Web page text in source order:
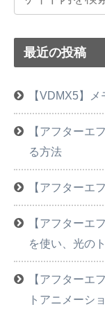
最近の投稿
【VDMX5】
【アフターエ
る方法
【アフターエ
【アフターエ
を使い、光の
【アフターエ
トアニメーシ